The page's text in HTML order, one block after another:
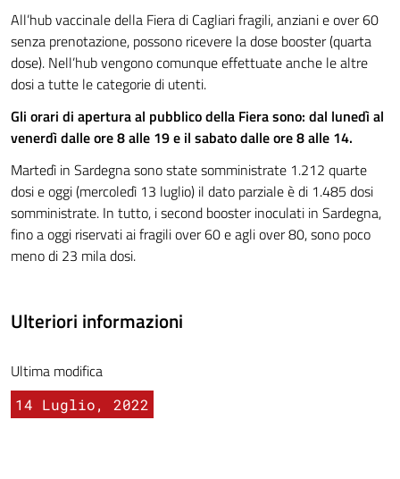
All’hub vaccinale della Fiera di Cagliari fragili, anziani e over 60
senza prenotazione, possono ricevere la dose booster (quarta
dose). Nell’hub vengono comunque effettuate anche le altre
dosi a tutte le categorie di utenti.
Gli orari di apertura al pubblico della Fiera sono: dal lunedì al
venerdì dalle ore 8 alle 19 e il sabato dalle ore 8 alle 14.
Martedì in Sardegna sono state somministrate 1.212 quarte
dosi e oggi (mercoledì 13 luglio) il dato parziale è di 1.485 dosi
somministrate. In tutto, i second booster inoculati in Sardegna,
fino a oggi riservati ai fragili over 60 e agli over 80, sono poco
meno di 23 mila dosi.
Ulteriori informazioni
Ultima modifica
14 Luglio, 2022